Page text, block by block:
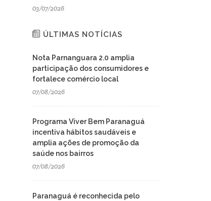
03/07/2026
ÚLTIMAS NOTÍCIAS
Nota Parnanguara 2.0 amplia
participação dos consumidores e
fortalece comércio local
07/08/2026
Programa Viver Bem Paranaguá
incentiva hábitos saudáveis e
amplia ações de promoção da
saúde nos bairros
07/08/2026
Paranaguá é reconhecida pelo